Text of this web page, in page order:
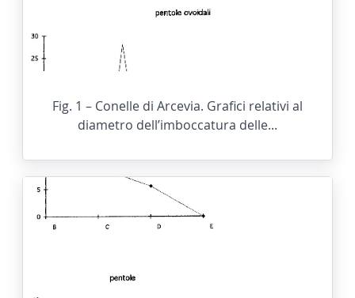
Fig. 1 – Conelle di Arcevia. Grafici relativi al
diametro dell’imboccatura delle...